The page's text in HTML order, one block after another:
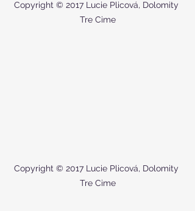
Copyright © 2017 Lucie Plicová, Dolomity
Tre Cime
Copyright © 2017 Lucie Plicová, Dolomity
Tre Cime